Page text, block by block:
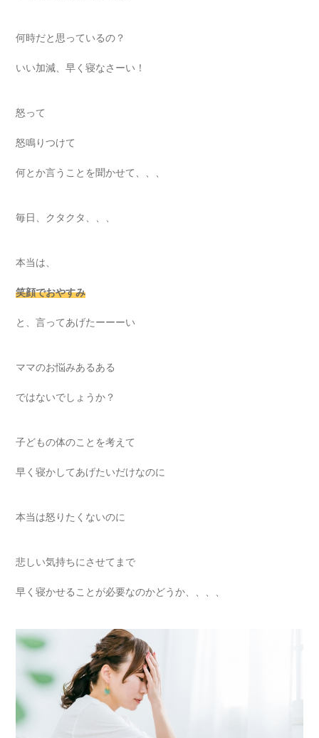
何時だと思っているの？
いい加減、早く寝なさーい！
怒って
怒鳴りつけて
何とか言うことを聞かせて、、、
毎日、クタクタ、、、
本当は、
笑顔でおやすみ
と、言ってあげたーーーい
ママのお悩みあるある
ではないでしょうか？
子どもの体のことを考えて
早く寝かしてあげたいだけなのに
本当は怒りたくないのに
悲しい気持ちにさせてまで
早く寝かせることが必要なのかどうか、、、、